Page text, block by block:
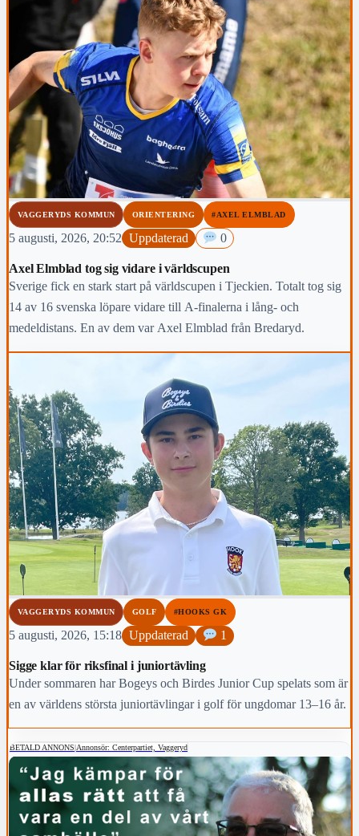
VAGGERYDS KOMMUN ORIENTERING #AXEL ELMBLAD
5 augusti, 2026, 20:52 Uppdaterad 0
Axel Elmblad tog sig vidare i världscupen
Sverige fick en stark start på världscupen i Tjeckien. Totalt tog sig
14 av 16 svenska löpare vidare till A-finalerna i lång- och
medeldistans. En av dem var Axel Elmblad från Bredaryd.
VAGGERYDS KOMMUN GOLF #HOOKS GK
5 augusti, 2026, 15:18 Uppdaterad 1
Sigge klar för riksfinal i juniortävling
Under sommaren har Bogeys och Birdes Junior Cup spelats som är
en av världens största juniortävlingar i golf för ungdomar 13–16 år.
BETALD ANNONS|Annonsör: Centerpartiet, Vaggeryd